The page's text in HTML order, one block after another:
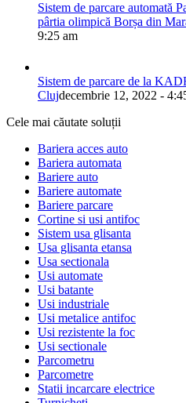
Sistem de parcare automată
pârtia olimpică Borșa din
9:25 am
Sistem de parcare de la
Clujdecembrie 12, 2022 -
Cele mai căutate soluții
Bariera acces auto
Bariera automata
Bariere auto
Bariere automate
Bariere parcare
Cortine si usi antifoc
Sistem usa glisanta
Usa glisanta etansa
Usa sectionala
Usi automate
Usi batante
Usi industriale
Usi metalice antifoc
Usi rezistente la foc
Usi sectionale
Parcometru
Parcometre
Statii incarcare electrice